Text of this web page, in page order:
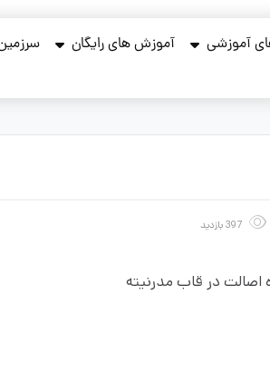
آموزشی آموزش های رایگان
در قاب مدرنیته